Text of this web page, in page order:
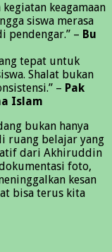
keagamaan
siswa merasa
pendengar.” – Bu
tepat untuk
Shalat bukan
– Pak
Islam
bukan hanya
ruang belajar yang
dari Akhiruddin
foto,
kesan
bisa terus kita